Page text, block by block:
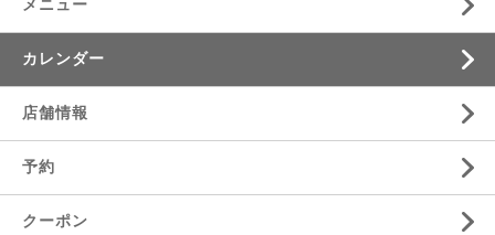
メニュー
カレンダー
店舗情報
予約
クーポン